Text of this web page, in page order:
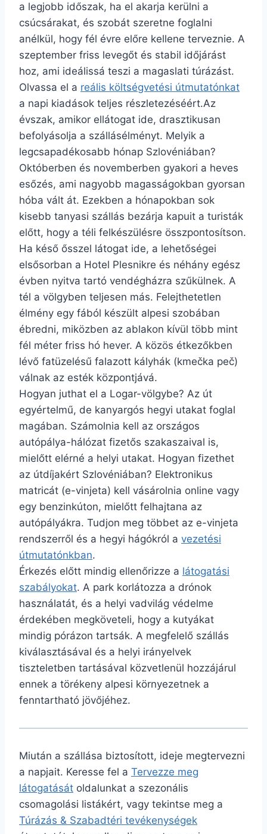
a legjobb időszak, ha el akarja kerülni a
csúcsárakat, és szobát szeretne foglalni
anélkül, hogy fél évre előre kellene terveznie. A
szeptember friss levegőt és stabil időjárást
hoz, ami ideálissá teszi a magaslati túrázást.
Olvassa el a reális költségvetési útmutatónkat
a napi kiadások teljes részletezéséért.Az
évszak, amikor ellátogat ide, drasztikusan
befolyásolja a szállásélményt. Melyik a
legcsapadékosabb hónap Szlovéniában?
Októberben és novemberben gyakori a heves
esőzés, ami nagyobb magasságokban gyorsan
hóba vált át. Ezekben a hónapokban sok
kisebb tanyasi szállás bezárja kapuit a turisták
előtt, hogy a téli felkészülésre összpontosítson.
Ha késő ősszel látogat ide, a lehetőségei
elsősorban a Hotel Plesnikre és néhány egész
évben nyitva tartó vendégházra szűkülnek. A
tél a völgyben teljesen más. Felejthetetlen
élmény egy fából készült alpesi szobában
ébredni, miközben az ablakon kívül több mint
fél méter friss hó hever. A közös étkezőkben
lévő fatüzelésű falazott kályhák (kmečka peč)
válnak az esték központjává.
Hogyan juthat el a Logar-völgybe? Az út
egyértelmű, de kanyargós hegyi utakat foglal
magában. Számolnia kell az országos
autópálya-hálózat fizetős szakaszaival is,
mielőtt elérné a helyi utakat. Hogyan fizethet
az útdíjakért Szlovéniában? Elektronikus
matricát (e-vinjeta) kell vásárolnia online vagy
egy benzinkúton, mielőtt felhajtana az
autópályákra. Tudjon meg többet az e-vinjeta
rendszerről és a hegyi hágókról a vezetési
útmutatónkban.
Érkezés előtt mindig ellenőrizze a látogatási
szabályokat. A park korlátozza a drónok
használatát, és a helyi vadvilág védelme
érdekében megköveteli, hogy a kutyákat
mindig pórázon tartsák. A megfelelő szállás
kiválasztásával és a helyi irányelvek
tiszteletben tartásával közvetlenül hozzájárul
ennek a törékeny alpesi környezetnek a
fenntartható jövőjéhez.
Miután a szállása biztosított, ideje megtervezni
a napjait. Keresse fel a Tervezze meg
látogatását oldalunkat a szezonális
csomagolási listákért, vagy tekintse meg a
Túrázás & Szabadtéri tevékenységek